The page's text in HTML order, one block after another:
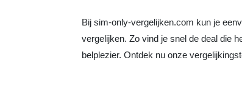
Bij sim-only-vergelijken.com kun je
vergelijken. Zo vind je snel de deal die
belplezier. Ontdek nu onze